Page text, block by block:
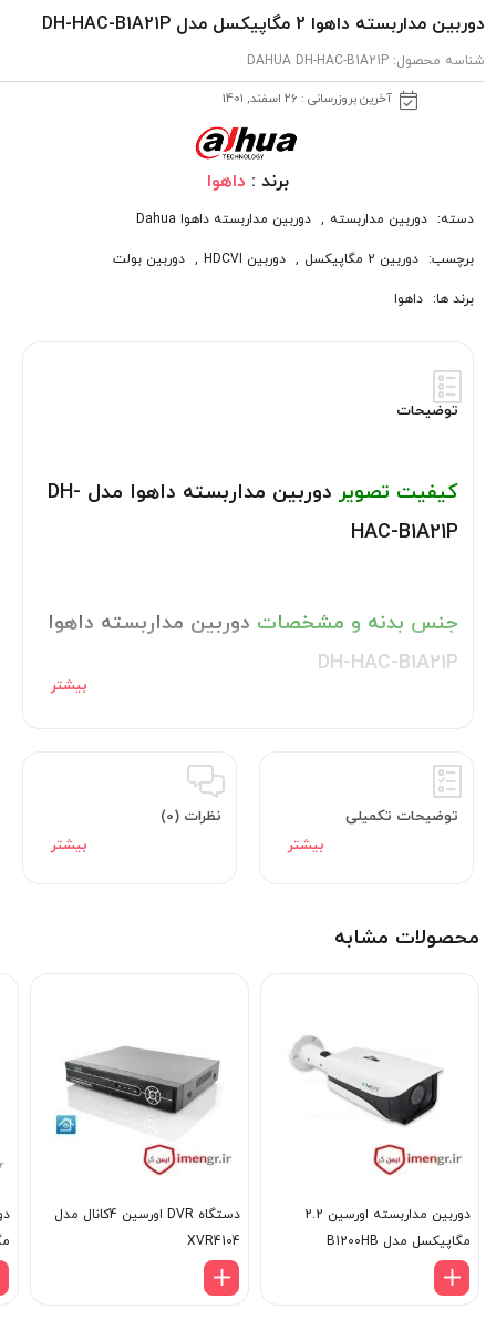
دوربین مداربسته داهوا 2 مگاپیکسل مدل DH-HAC-B1A21P
شناسه محصول: DAHUA DH-HAC-B1A21P
آخرین بروزرسانی : 26 اسفند, 1401
برند : داهوا
دسته: دوربین مداربسته , دوربین مداربسته داهوا Dahua
برچسب: دوربین 2 مگاپیکسل , دوربین HDCVI , دوربین بولت
برند ها: داهوا
توضیحات
کیفیت تصویر
دوربین مداربسته داهوا مدل DH-
HAC-B1A21P
جنس بدنه و مشخصات دوربین مداربسته داهوا
DH-HAC-B1A21P
DH-HAC-B1A21P
توضیحات تکمیلی نظرات (0)
محصولات مشابه
دوربین مداربسته اورسین 2.2
مگاپیکسل مدل B1200HB
دستگاه DVR اورسین 4کانال مدل
XVR4104